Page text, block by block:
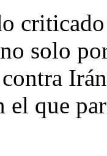
solo
el que